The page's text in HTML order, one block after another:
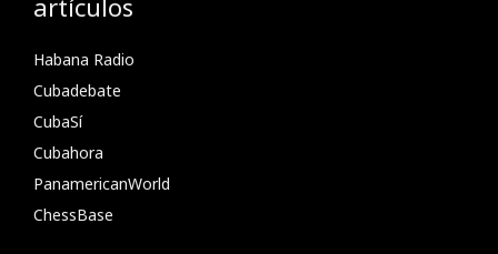
Habana Radio
Cubadebate
CubaSí
Cubahora
PanamericanWorld
ChessBase